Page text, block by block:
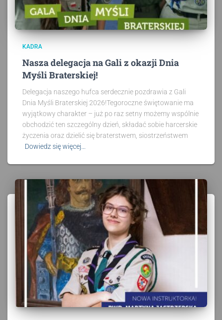
KADRA
Nasza delegacja na Gali z okazji Dnia
Myśli Braterskiej!
Delegacja naszego hufca serdecznie pozdrawia z Gali
Dnia Myśli Braterskiej 2026!Tegoroczne świętowanie ma
wyjątkowy charakter – już po raz setny możemy wspólnie
obchodzić ten szczególny dzień, składać sobie harcerskie
życzenia oraz dzielić się braterstwem, siostrzeństwem
Dowiedz się więcej…